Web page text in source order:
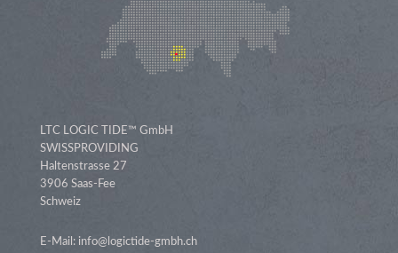
LTC LOGIC TIDE™ GmbH
SWISSPROVIDING
Haltenstrasse 27
3906 Saas-Fee
Schweiz
E-Mail: info@logictide-gmbh.ch